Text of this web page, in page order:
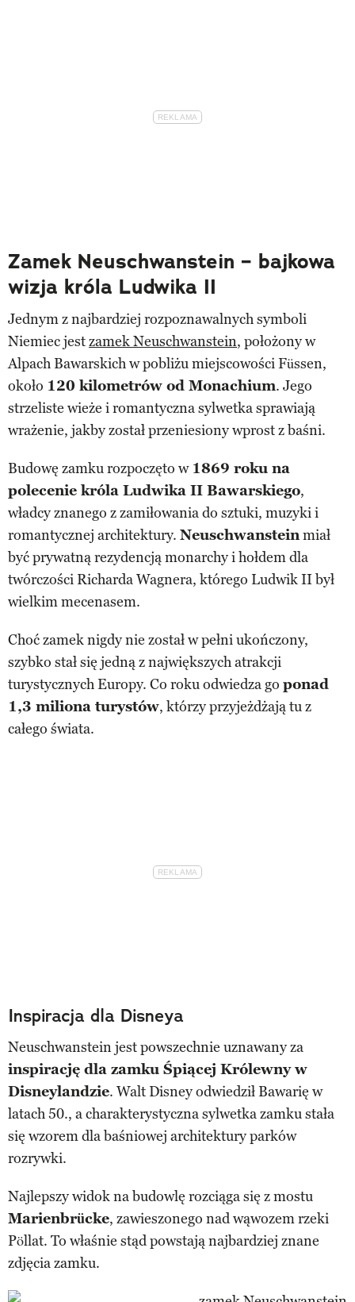
Zamek Neuschwanstein – bajkowa
wizja króla Ludwika II
Jednym z najbardziej rozpoznawalnych symboli
Niemiec jestzamek Neuschwanstein, położony w
Alpach Bawarskich w pobliżu miejscowości Füssen,
około 120 kilometrów od Monachium. Jego
strzeliste wieże i romantyczna sylwetka sprawiają
wrażenie, jakby został przeniesiony wprost z baśni.
Budowę zamku rozpoczęto w 1869 roku na
polecenie króla Ludwika II Bawarskiego,
władcy znanego z zamiłowania do sztuki, muzyki i
romantycznej architektury. Neuschwansteinmiał
być prywatną rezydencją monarchy i hołdem dla
twórczości Richarda Wagnera, którego Ludwik II był
wielkim mecenasem.
Choć zamek nigdy nie został w pełni ukończony,
szybko stał się jedną z największych atrakcji
turystycznych Europy. Co roku odwiedza go ponad
1,3 miliona turystów, którzy przyjeżdżają tu z
całego świata.
Inspiracja dla Disneya
Neuschwanstein jest powszechnie uznawany za
inspirację dla zamku Śpiącej Królewny w
Disneylandzie. Walt Disney odwiedził Bawarię w
latach 50., a charakterystyczna sylwetka zamku stała
się wzorem dla baśniowej architektury parków
rozrywki.
Najlepszy widok na budowlę rozciąga się z mostu
Marienbrücke, zawieszonego nad wąwozem rzeki
Pöllat. To właśnie stąd powstają najbardziej znane
zdjęcia zamku.